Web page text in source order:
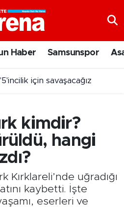
Haber Samsunspor
yevmiyesi belli oldu
kimdir?
hangi
Kırklareli’nde uğradığı
kaybetti. İşte
eserleri ve
ve Fikstür